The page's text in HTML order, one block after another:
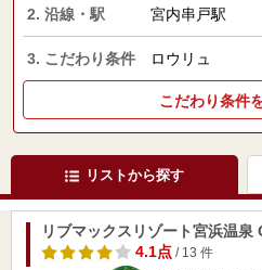
2. 沿線・駅 宮内串戸駅
3. こだわり条件 ロウリュ
こだわり条件
リストから探す
リブマックスリゾート宮浜温泉
4.1点/ 13 件